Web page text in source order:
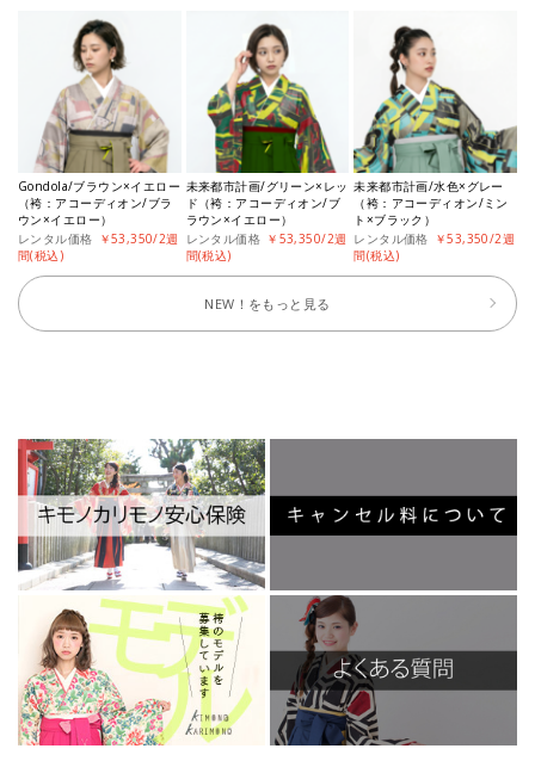
Gondola/ブラウン×イエロー
（袴：アコーディオン/ブラ
ウン×イエロー）
レンタル価格 ￥53,350/2週
間(税込)
未来都市計画/グリーン×レッ
ド（袴：アコーディオン/ブ
ラウン×イエロー）
レンタル価格 ￥53,350/2週
間(税込)
未来都市計画/水色×グレー
（袴：アコーディオン/ミン
ト×ブラック）
レンタル価格 ￥53,350/2週
間(税込)
NEW！をもっと見る